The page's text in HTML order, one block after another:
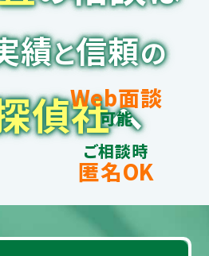
績と信頼の
偵社へ
Web面談
可能
ご相談時
匿名OK